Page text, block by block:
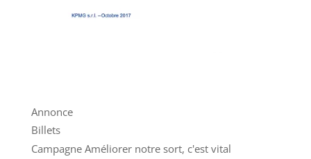
Annonce
Billets
Campagne Améliorer notre sort, c'est vital